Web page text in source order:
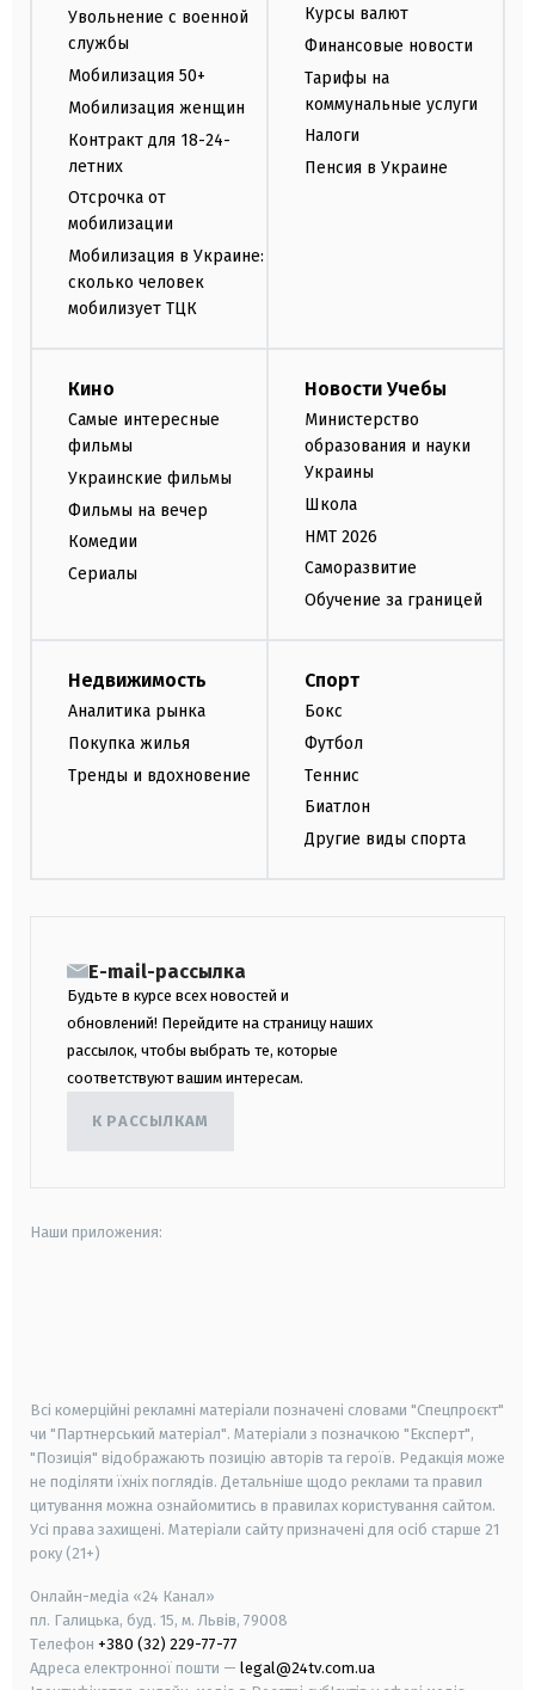
Увольнение с военной
службы
Мобилизация 50+
Мобилизация женщин
Контракт для 18-24-
летних
Отсрочка от
мобилизации
Мобилизация в Украине:
сколько человек
мобилизует ТЦК
Курсы валют
Финансовые новости
Тарифы на
коммунальные услуги
Налоги
Пенсия в Украине
Кино
Самые интересные
фильмы
Украинские фильмы
Фильмы на вечер
Комедии
Сериалы
Новости Учебы
Министерство
образования и науки
Украины
Школа
НМТ 2026
Саморазвитие
Обучение за границей
Недвижимость
Аналитика рынка
Покупка жилья
Тренды и вдохновение
Спорт
Бокс
Футбол
Теннис
Биатлон
Другие виды спорта
E-mail-рассылка
Будьте в курсе всех новостей и
обновлений! Перейдите на страницу наших
рассылок, чтобы выбрать те, которые
соответствуют вашим интересам.
К РАССЫЛКАМ
Наши приложения:
Всі комерційні рекламні матеріали позначені словами "Спецпроєкт"
чи "Партнерський матеріал". Матеріали з позначкою "Експерт",
"Позиція" відображають позицію авторів та героїв. Редакція може
не поділяти їхніх поглядів. Детальніше щодо реклами та правил
цитування можна ознайомитись в правилах користування сайтом.
Усі права захищені. Матеріали сайту призначені для осіб старше 21
року (21+)
Онлайн-медіа «24 Канал»
пл. Галицька, буд. 15, м. Львів, 79008
Телефон +380 (32) 229-77-77
Адреса електронної пошти — legal@24tv.com.ua